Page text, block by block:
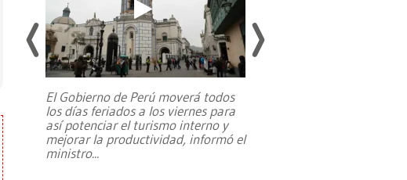
El Gobierno de Perú moverá todos
los días feriados a los viernes para
así potenciar el turismo interno y
mejorar la productividad, informó el
ministro...